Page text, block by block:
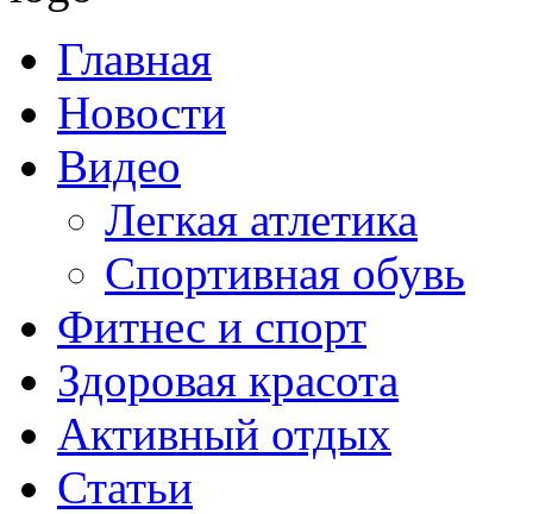
Главная
Новости
Видео
Легкая атлетика
Спортивная обувь
Фитнес и спорт
Здоровая красота
Активный отдых
Статьи